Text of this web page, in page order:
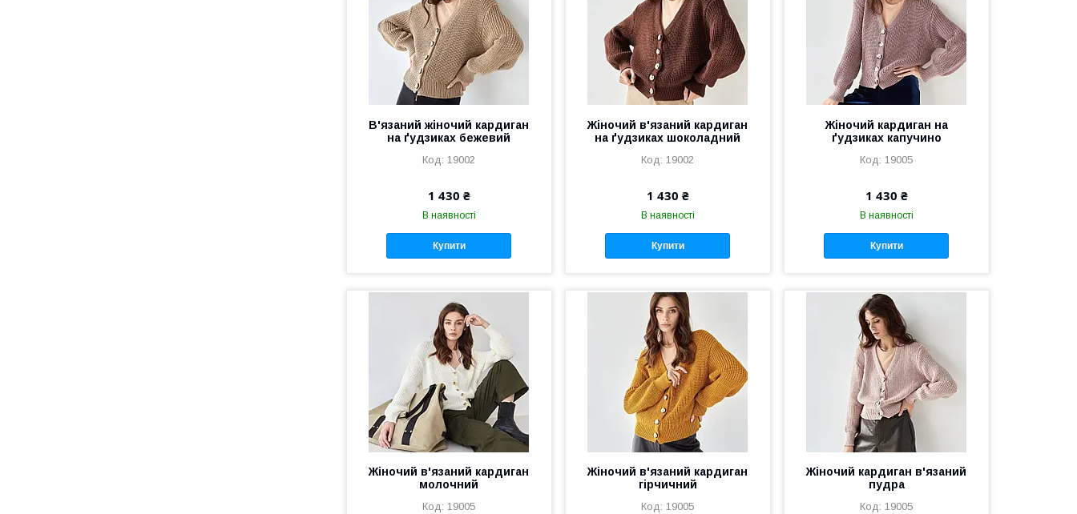
В'язаний жіночий кардиган
на ґудзиках бежевий
19002
1 430 ₴
В наявності
Купити
Жіночий в'язаний кардиган
на ґудзиках шоколадний
19002
1 430 ₴
В наявності
Купити
Жіночий кардиган на
ґудзиках капучино
19005
1 430 ₴
В наявності
Купити
Жіночий в'язаний кардиган
молочний
19005
Жіночий в'язаний кардиган
гірчичний
19005
Жіночий кардиган в'язаний
пудра
19005